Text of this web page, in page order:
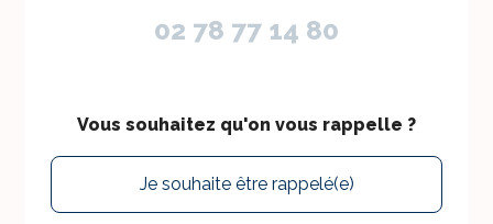
02 78 77 14 80
Vous souhaitez qu'on vous rappelle ?
Je souhaite être rappelé(e)